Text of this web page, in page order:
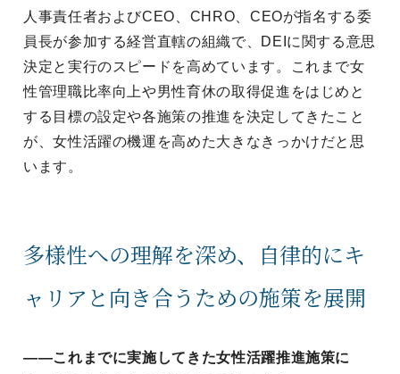
人事責任者およびCEO、CHRO、CEOが指名する委
員長が参加する経営直轄の組織で、DEIに関する意思
決定と実行のスピードを高めています。これまで女
性管理職比率向上や男性育休の取得促進をはじめと
する目標の設定や各施策の推進を決定してきたこと
が、女性活躍の機運を高めた大きなきっかけだと思
います。
多様性への理解を深め、自律的にキ
ャリアと向き合うための施策を展開
——これまでに実施してきた女性活躍推進施策に